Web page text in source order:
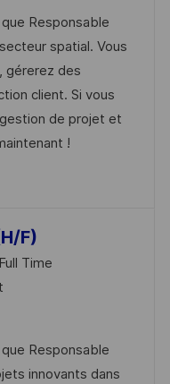
Responsable
spatial. Vous
gérerez des
client. Si vous
de projet et
!
Pôle Space (H/
F)
Full Time
Responsable
innovants dans